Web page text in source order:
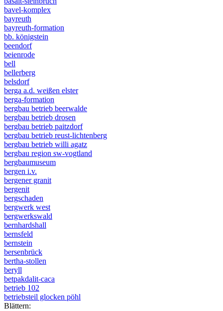
bavel-komplex
bayreuth
bayreuth-formation
bb. königstein
beendorf
beienrode
bell
bellerberg
belsdorf
berga a.d. weißen elster
berga-formation
bergbau betrieb beerwalde
bergbau betrieb drosen
bergbau betrieb paitzdorf
bergbau betrieb reust-lichtenberg
bergbau betrieb willi agatz
bergbau region sw-vogtland
bergbaumuseum
bergen i.v.
bergener granit
bergenit
bergschaden
bergwerk west
bergwerkswald
bernhardshall
bernsfeld
bernstein
bersenbrück
bertha-stollen
beryll
betpakdalit-caca
betrieb 102
betriebsteil glocken pöhl
Blättern: